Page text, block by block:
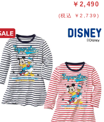
￥2,490
(税込 ￥2,739)